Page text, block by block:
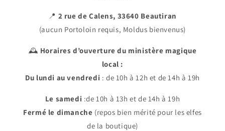
📍 2 rue de Calens, 33640 Beautiran
(aucun Portoloin requis, Moldus bienvenus)
🕰️ Horaires d’ouverture du ministère magique
local :
Du lundi au vendredi : de 10h à 12h et de 14h à 19h
Le samedi :de 10h à 13h et de 14h à 19h
Fermé le dimanche (repos bien mérité pour les elfes
de la boutique)